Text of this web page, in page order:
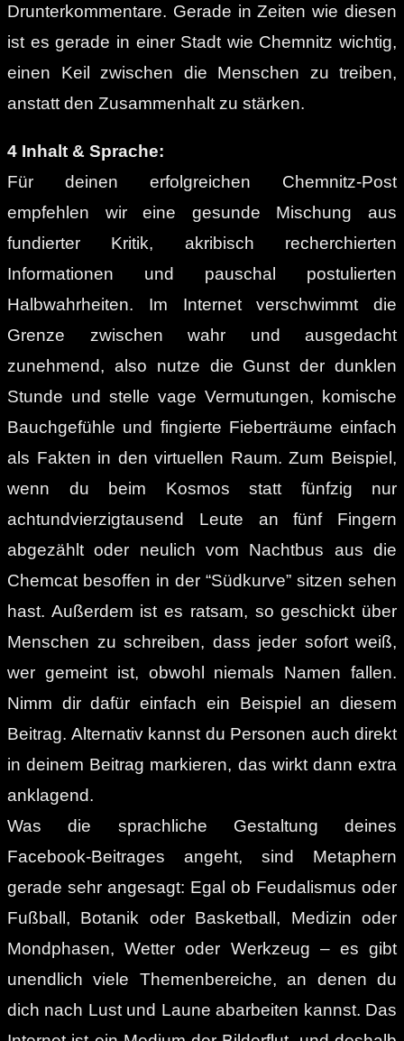
Drunterkommentare. Gerade in Zeiten wie diesen
ist es gerade in einer Stadt wie Chemnitz wichtig,
einen Keil zwischen die Menschen zu treiben,
anstatt den Zusammenhalt zu stärken.
4 Inhalt & Sprache:
Für deinen erfolgreichen Chemnitz-Post
empfehlen wir eine gesunde Mischung aus
fundierter Kritik, akribisch recherchierten
Informationen und pauschal postulierten
Halbwahrheiten. Im Internet verschwimmt die
Grenze zwischen wahr und ausgedacht
zunehmend, also nutze die Gunst der dunklen
Stunde und stelle vage Vermutungen, komische
Bauchgefühle und fingierte Fieberträume einfach
als Fakten in den virtuellen Raum. Zum Beispiel,
wenn du beim Kosmos statt fünfzig nur
achtundvierzigtausend Leute an fünf Fingern
abgezählt oder neulich vom Nachtbus aus die
Chemcat besoffen in der “Südkurve” sitzen sehen
hast. Außerdem ist es ratsam, so geschickt über
Menschen zu schreiben, dass jeder sofort weiß,
wer gemeint ist, obwohl niemals Namen fallen.
Nimm dir dafür einfach ein Beispiel an diesem
Beitrag. Alternativ kannst du Personen auch direkt
in deinem Beitrag markieren, das wirkt dann extra
anklagend.
Was die sprachliche Gestaltung deines
Facebook-Beitrages angeht, sind Metaphern
gerade sehr angesagt: Egal ob Feudalismus oder
Fußball, Botanik oder Basketball, Medizin oder
Mondphasen, Wetter oder Werkzeug – es gibt
unendlich viele Themenbereiche, an denen du
dich nach Lust und Laune abarbeiten kannst. Das